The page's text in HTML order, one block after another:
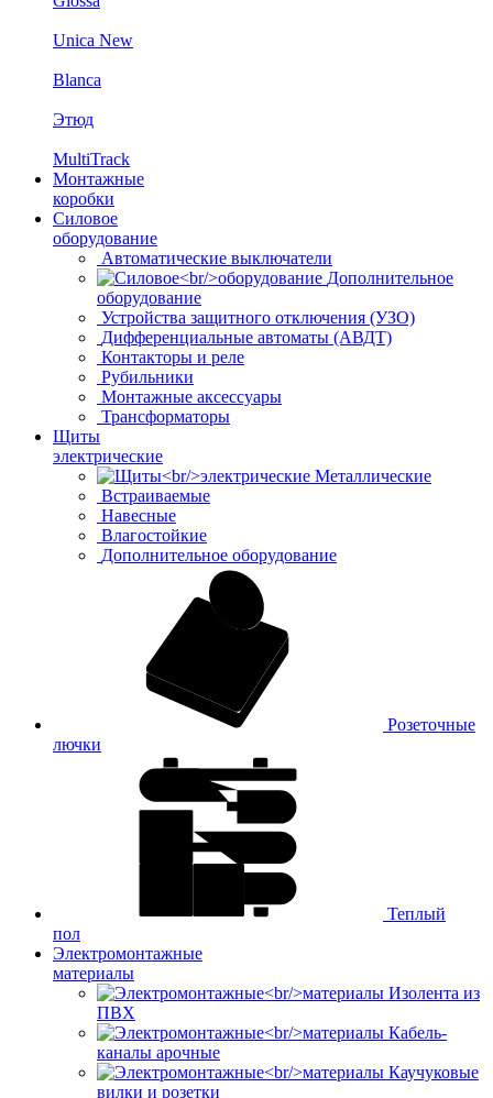
Unica New
Blanca
Этюд
MultiTrack
Монтажные
коробки
Силовое
оборудование
Автоматические выключатели
Дополнительное
оборудование
Устройства защитного отключения (УЗО)
Дифференциальные автоматы (АВДТ)
Контакторы и реле
Рубильники
Монтажные аксессуары
Трансформаторы
Щиты
электрические
Металлические
Встраиваемые
Навесные
Влагостойкие
Дополнительное оборудование
Розеточные
лючки
Теплый
пол
Электромонтажные
материалы
Изолента из
ПВХ
Кабель-
каналы арочные
Каучуковые
вилки и розетки